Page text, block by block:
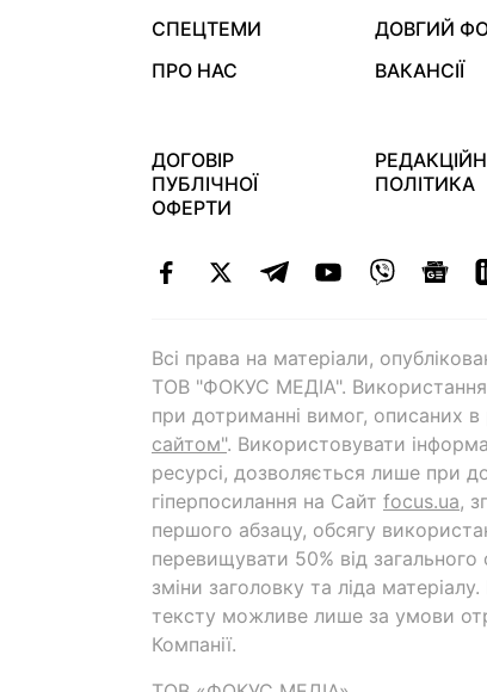
СПЕЦТЕМИ
ДОВГИЙ
ПРО НАС
ВАКАНСІЇ
ДОГОВІР
ПУБЛІЧНОЇ
ОФЕРТИ
ПОЛІТИКА
Всі права на матеріали,
ТОВ "ФОКУС МЕДІА". Використання
при дотриманні вимог, описаних в
сайтом". Використовувати
ресурсі, дозволяється лише при
гіперпосилання на Cайт focus.ua,
першого абзацу, обсягу
перевищувати 50% від загального
зміни заголовку та ліда
тексту можливе лише за умови
Компанії.